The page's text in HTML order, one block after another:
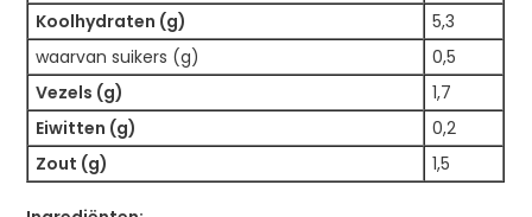
Koolhydraten (g)
5,3
waarvan suikers (g)
0,5
Vezels (g)
1,7
Eiwitten (g)
0,2
Zout (g)
1,5